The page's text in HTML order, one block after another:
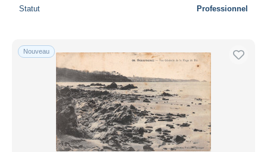
Statut Professionnel
Nouveau